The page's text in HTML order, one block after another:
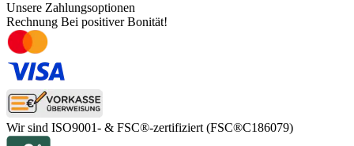
Unsere Zahlungsoptionen
Rechnung Bei positiver Bonität!
Wir sind ISO9001- & FSC®-zertifiziert (FSC®C186079)